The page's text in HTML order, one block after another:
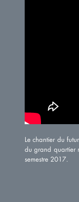
Le chantier du
du grand quartier
semestre 2017.